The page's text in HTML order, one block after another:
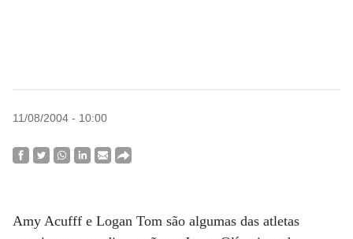
11/08/2004 - 10:00
Amy Acufff e Logan Tom são algumas das atletas